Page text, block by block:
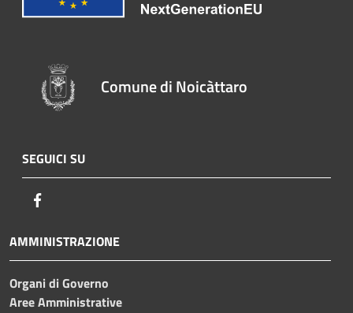
Comune di Noicàttaro
SEGUICI SU
AMMINISTRAZIONE
Organi di Governo
Aree Amministrative